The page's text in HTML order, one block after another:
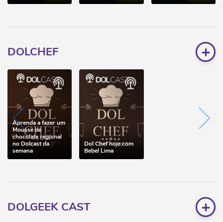
DOLCHEF +
Aprenda a fazer um
Mousse de
chocolate regional
no Dolcast da
semana
Dol Chef hoje com
Bebel Lima
DOLGEEK CAST +